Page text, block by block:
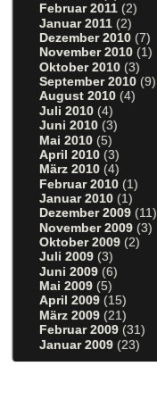
Februar 2011 (2)
Januar 2011 (2)
Dezember 2010 (7)
November 2010 (1)
Oktober 2010 (3)
September 2010 (9)
August 2010 (4)
Juli 2010 (4)
Juni 2010 (3)
Mai 2010 (5)
April 2010 (3)
März 2010 (4)
Februar 2010 (1)
Januar 2010 (1)
Dezember 2009 (11)
November 2009 (3)
Oktober 2009 (2)
Juli 2009 (3)
Juni 2009 (6)
Mai 2009 (5)
April 2009 (15)
März 2009 (21)
Februar 2009 (31)
Januar 2009 (23)